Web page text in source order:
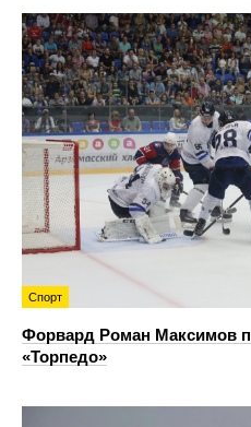
Спорт
Форвард Роман Максимов
«Торпедо»